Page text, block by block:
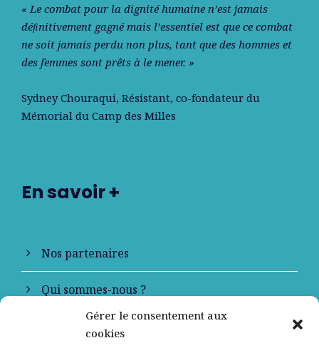
Gérer le consentement aux
cookies
« Le combat pour la dignité humaine n’est jamais
déﬁnitivement gagné mais l’essentiel est que ce combat
ne soit jamais perdu non plus, tant que des hommes et
des femmes sont prêts à le mener. »
Sydney Chouraqui, Résistant, co-fondateur du
Mémorial du Camp des Milles
En savoir +
Nos partenaires
Qui sommes-nous ?
Contactez-nous